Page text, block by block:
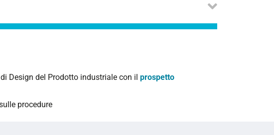
Design del Prodotto industriale con il prospetto
procedure